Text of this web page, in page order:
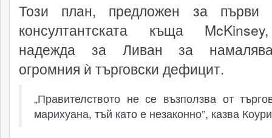
Този план, предложен за първи
консултантската къща
надежда за Ливан за
огромния ѝ търговски дефицит.
„Правителството не се възползва от
марихуана, тъй като е незаконно”, казва